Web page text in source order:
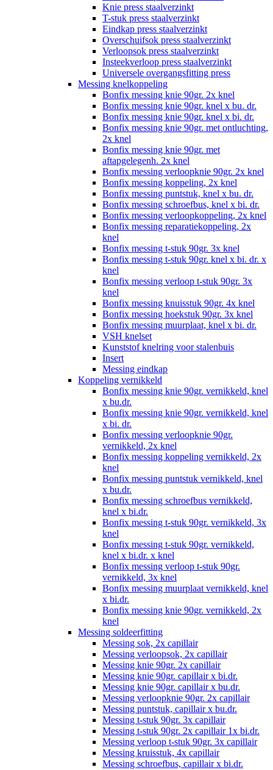
Knie press staalverzinkt
T-stuk press staalverzinkt
Eindkap press staalverzinkt
Overschuifsok press staalverzinkt
Verloopsok press staalverzinkt
Insteekverloop press staalverzinkt
Universele overgangsfitting press
Messing knelkoppeling
Bonfix messing knie 90gr. 2x knel
Bonfix messing knie 90gr. knel x bu. dr.
Bonfix messing knie 90gr. knel x bi. dr.
Bonfix messing knie 90gr. met ontluchting,
2x knel
Bonfix messing knie 90gr. met
aftapgelegenh. 2x knel
Bonfix messing verloopknie 90gr. 2x knel
Bonfix messing koppeling, 2x knel
Bonfix messing puntstuk, knel x bu. dr.
Bonfix messing schroefbus, knel x bi. dr.
Bonfix messing verloopkoppeling, 2x knel
Bonfix messing reparatiekoppeling, 2x
knel
Bonfix messing t-stuk 90gr. 3x knel
Bonfix messing t-stuk 90gr. knel x bi. dr. x
knel
Bonfix messing verloop t-stuk 90gr. 3x
knel
Bonfix messing knuisstuk 90gr. 4x knel
Bonfix messing hoekstuk 90gr. 3x knel
Bonfix messing muurplaat, knel x bi. dr.
VSH knelset
Kunststof knelring voor stalenbuis
Insert
Messing eindkap
Koppeling vernikkeld
Bonfix messing knie 90gr. vernikkeld, knel
x bu.dr.
Bonfix messing knie 90gr. vernikkeld, knel
x bi. dr.
Bonfix messing verloopknie 90gr.
vernikkeld, 2x knel
Bonfix messing koppeling vernikkeld, 2x
knel
Bonfix messing puntstuk vernikkeld, knel
x bu.dr.
Bonfix messing schroefbus vernikkeld,
knel x bi.dr.
Bonfix messing t-stuk 90gr. vernikkeld, 3x
knel
Bonfix messing t-stuk 90gr. vernikkeld,
knel x bi.dr. x knel
Bonfix messing verloop t-stuk 90gr.
vernikkeld, 3x knel
Bonfix messing muurplaat vernikkeld, knel
x bi.dr.
Bonfix messing knie 90gr. vernikkeld, 2x
knel
Messing soldeerfitting
Messing sok, 2x capillair
Messing verloopsok, 2x capillair
Messing knie 90gr. 2x capillair
Messing knie 90gr. capillair x bi.dr.
Messing knie 90gr. capillair x bu.dr.
Messing verloopknie 90gr. 2x capillair
Messing puntstuk, capillair x bu.dr.
Messing t-stuk 90gr. 3x capillair
Messing t-stuk 90gr. 2x capillair 1x bi.dr.
Messing verloop t-stuk 90gr. 3x capillair
Messing kruisstuk, 4x capillair
Messing schroefbus, capillair x bi.dr.